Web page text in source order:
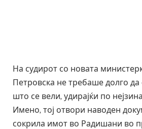
На судирот со новата
Петровска не требаше долго да
што се вели, удирајќи по
Имено, тој отвори наводен
сокрила имот во Радишани во